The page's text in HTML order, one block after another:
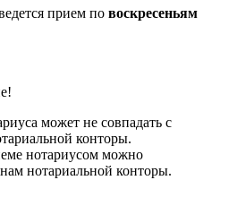
прием по воскресеньям
может не совпадать с
конторы.
нотариусом можно
нотариальной конторы.